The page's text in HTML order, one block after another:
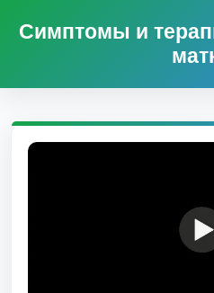
Симптомы и